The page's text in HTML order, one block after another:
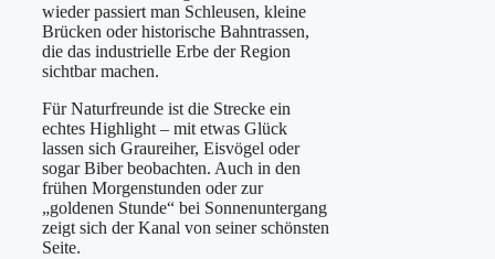
wieder passiert man Schleusen, kleine
Brücken oder historische Bahntrassen,
die das industrielle Erbe der Region
sichtbar machen.
Für Naturfreunde ist die Strecke ein
echtes Highlight – mit etwas Glück
lassen sich Graureiher, Eisvögel oder
sogar Biber beobachten. Auch in den
frühen Morgenstunden oder zur
„goldenen Stunde“ bei Sonnenuntergang
zeigt sich der Kanal von seiner schönsten
Seite.